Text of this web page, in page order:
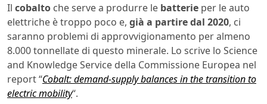
Il cobalto che serve a produrre le batterie per le auto
elettriche è troppo poco e, già a partire dal 2020, ci
saranno problemi di approvvigionamento per almeno
8.000 tonnellate di questo minerale. Lo scrive lo Science
and Knowledge Service della Commissione Europea nel
report “Cobalt: demand-supply balances in the transition to
electric mobility“.